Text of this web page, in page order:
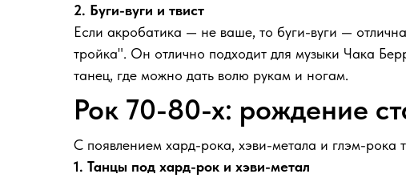
2. Буги-вуги и твист
Если акробатика — не ваше, то буги-вуги —
тройка". Он отлично подходит для музыки Чака
танец, где можно дать волю рукам и ногам.
Рок 70-80-х: рождение
С появлением хард-рока, хэви-метала и глэм-рока
1. Танцы под хард-рок и хэви-метал